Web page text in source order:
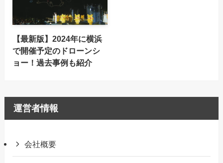
【最新版】2024年に横浜
で開催予定のドローンシ
ョー！過去事例も紹介
運営者情報
会社概要